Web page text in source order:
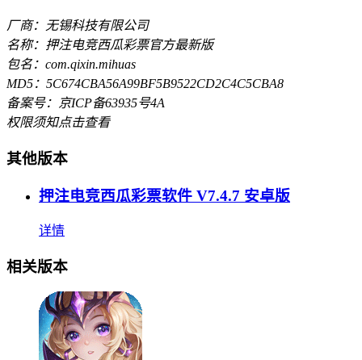
厂商：无锡科技有限公司
名称：押注电竞西瓜彩票官方最新版
包名：com.qixin.mihuas
MD5：5C674CBA56A99BF5B9522CD2C4C5CBA8
备案号：京ICP备63935号4A
权限须知点击查看
其他版本
押注电竞西瓜彩票软件 V7.4.7 安卓版
详情
相关版本